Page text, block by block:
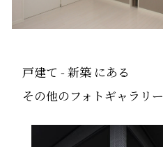
戸建て - 新築 にある
その他のフォトギャラリー